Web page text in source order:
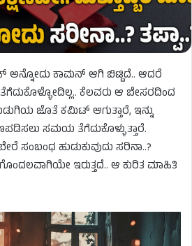
ಅನ್ನೋದು ಕಾಮನ್ ಆಗಿ ಬಿಟ್ಟಿದೆ.. ಆದರೆ
ಕೆಲವರು ಆ ಬೇಸರದಿಂದ
ಜೊತೆ ಕಮಿಟ್​ ಆಗುತ್ತಾರೆ, ಇನ್ನು
ಸಮಯ ತೆಗೆದುಕೊಳ್ಳುತ್ತಾರೆ.
ಸಂಬಂಧ ಹುಡುಕುವುದು ಸರಿನಾ..?
ಗೊಂದಲವಾಗಿಯೇ ಇರುತ್ತದೆ.. ಆ ಕುರಿತ ಮಾಹಿತಿ